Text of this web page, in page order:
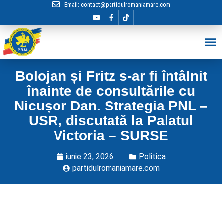
Email: contact@partidulromaniamare.com
Bolojan și Fritz s-ar fi întâlnit
înainte de consultările cu
Nicușor Dan. Strategia PNL –
USR, discutată la Palatul
Victoria – SURSE
iunie 23, 2026
Politica
partidulromaniamare.com